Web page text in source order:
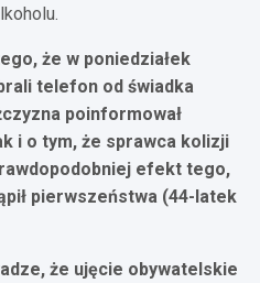
że w poniedziałek
telefon od świadka
poinformował
i o tym, że sprawca kolizji
efekt tego,
pierwszeństwa (44-latek
że ujęcie obywatelskie